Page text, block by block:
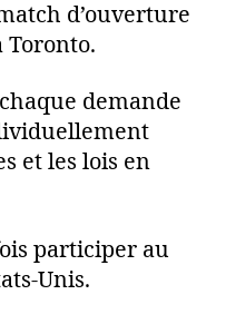
d’ouverture
Toronto.
demande
et les lois en
participer au
Unis.